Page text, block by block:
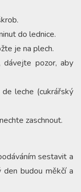
do lednice.
je na plech.
pozor, aby
leche (cukrářský
zaschnout.
sestavit a
den budou měkčí a